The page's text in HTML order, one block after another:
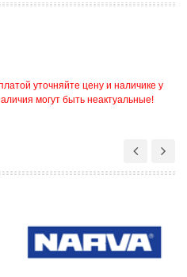
уточняйте цену и наличике у
могут быть неактуальные!